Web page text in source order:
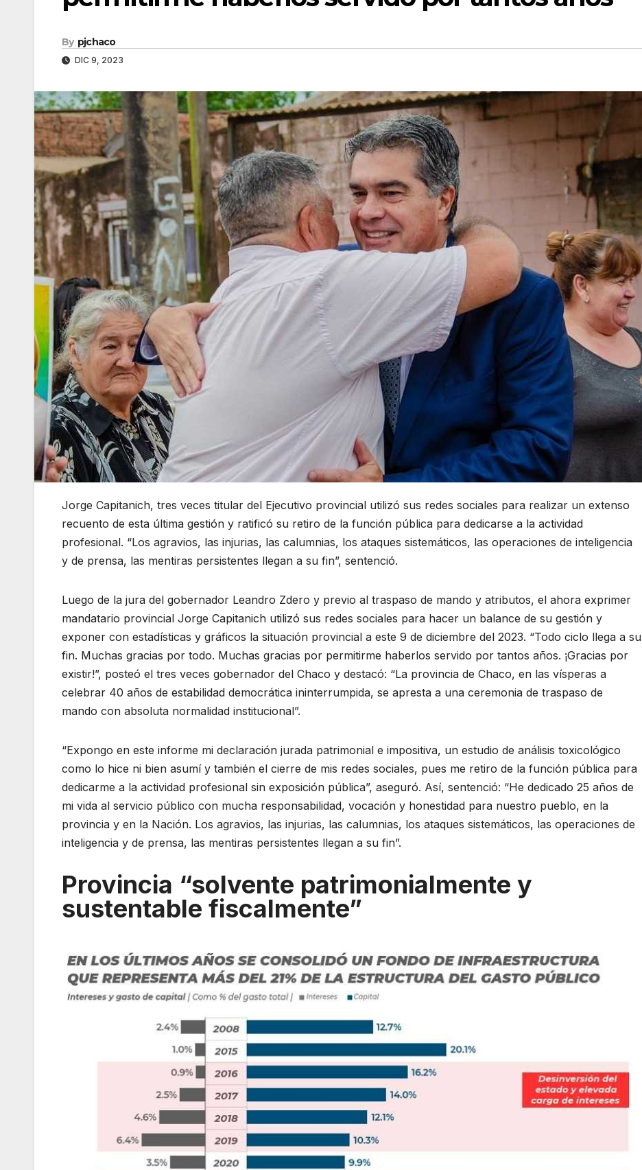
By pjchaco
DIC 9, 2023
Jorge Capitanich, tres veces titular del Ejecutivo provincial utilizó sus redes sociales para realizar un extenso
recuento de esta última gestión y ratificó su retiro de la función pública para dedicarse a la actividad
profesional. “Los agravios, las injurias, las calumnias, los ataques sistemáticos, las operaciones de inteligencia
y de prensa, las mentiras persistentes llegan a su fin”, sentenció.
Luego de la jura del gobernador Leandro Zdero y previo al traspaso de mando y atributos, el ahora exprimer
mandatario provincial Jorge Capitanich utilizó sus redes sociales para hacer un balance de su gestión y
exponer con estadísticas y gráficos la situación provincial a este 9 de diciembre del 2023. “Todo ciclo llega a su
fin. Muchas gracias por todo. Muchas gracias por permitirme haberlos servido por tantos años. ¡Gracias por
existir!”, posteó el tres veces gobernador del Chaco y destacó: “La provincia de Chaco, en las vísperas a
celebrar 40 años de estabilidad democrática ininterrumpida, se apresta a una ceremonia de traspaso de
mando con absoluta normalidad institucional”.
“Expongo en este informe mi declaración jurada patrimonial e impositiva, un estudio de análisis toxicológico
como lo hice ni bien asumí y también el cierre de mis redes sociales, pues me retiro de la función pública para
dedicarme a la actividad profesional sin exposición pública”, aseguró. Así, sentenció: “He dedicado 25 años de
mi vida al servicio público con mucha responsabilidad, vocación y honestidad para nuestro pueblo, en la
provincia y en la Nación. Los agravios, las injurias, las calumnias, los ataques sistemáticos, las operaciones de
inteligencia y de prensa, las mentiras persistentes llegan a su fin”.
Provincia “solvente patrimonialmente y
sustentable fiscalmente”